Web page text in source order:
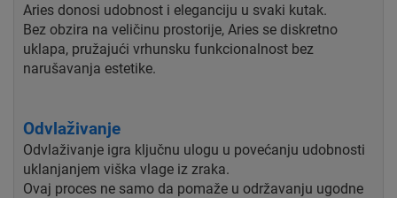
Aries donosi udobnost i eleganciju u svaki kutak.
Bez obzira na veličinu prostorije, Aries se diskretno
uklapa, pružajući vrhunsku funkcionalnost bez
narušavanja estetike.
Odvlaživanje
Odvlaživanje igra ključnu ulogu u povećanju udobnosti
uklanjanjem viška vlage iz zraka.
Ovaj proces ne samo da pomaže u održavanju ugodne